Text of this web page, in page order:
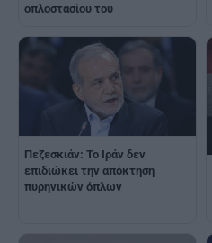
οπλοστασίου του
Πεζεσκιάν: Το Ιράν δεν
επιδιώκει την απόκτηση
πυρηνικών όπλων